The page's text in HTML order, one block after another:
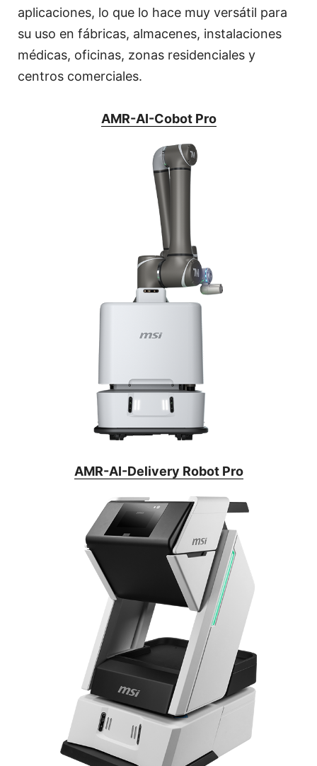
aplicaciones, lo que lo hace muy versátil para
su uso en fábricas, almacenes, instalaciones
médicas, oficinas, zonas residenciales y
centros comerciales.
AMR-AI-Cobot Pro
AMR-AI-Delivery Robot Pro